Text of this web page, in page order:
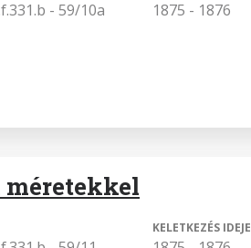
- 59/10a 1875 - 1876
méretekkel
KELETKEZÉS IDEJE